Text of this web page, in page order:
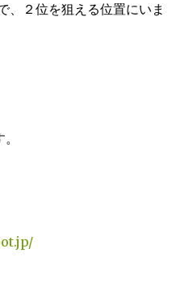
、２位を狙える位置にいま